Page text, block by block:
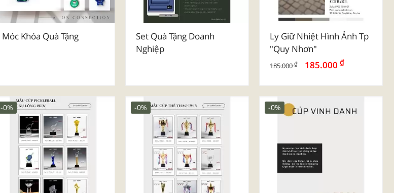
Móc Khóa Quà Tặng
Set Quà Tặng Doanh
Nghiệp
Ly Giữ Nhiệt Hình Ảnh Tp
"quy Nhơn"
185.000₫ 185.000 ₫
-0% -0% -0%